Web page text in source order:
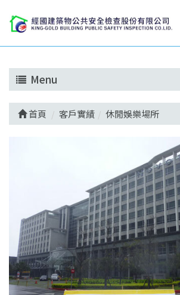
Menu
首頁 客戶實績 休閒娛樂場所